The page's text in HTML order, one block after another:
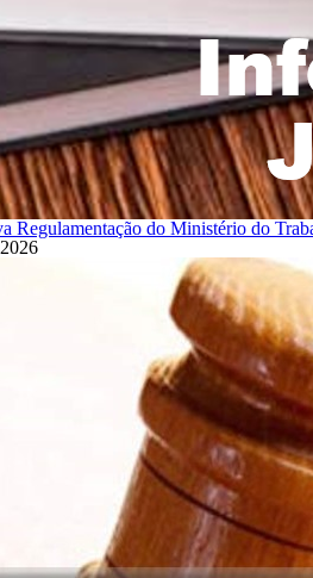
Regulamentação do Ministério do